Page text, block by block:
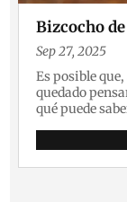
Bizcocho
Sep 27, 2025
Es posible
quedado
qué puede